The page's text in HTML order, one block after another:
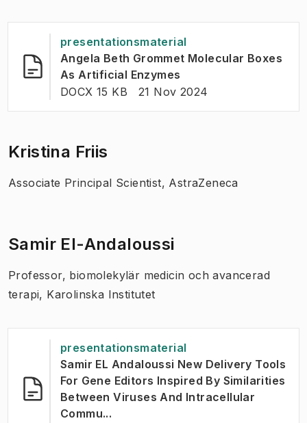
presentationsmaterial
Angela Beth Grommet Molecular Boxes
As Artificial Enzymes
FILTYP::
DOCX 15 KB Senast ändrad
21 Nov 2024
Kristina Friis
Associate Principal Scientist, AstraZeneca
Samir El-Andaloussi
Professor, biomolekylär medicin och avancerad
terapi, Karolinska Institutet
presentationsmaterial
Samir EL Andaloussi New Delivery Tools
For Gene Editors Inspired By Similarities
Between Viruses And Intracellular
Commu...